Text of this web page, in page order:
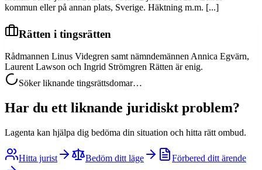
kommun eller på annan plats, Sverige. Häktning m.m. [...]
Rätten i tingsrätten
Rådmannen Linus Videgren samt nämndemännen Annica Egvärn,
Laurent Lawson och Ingrid Strömgren Rätten är enig.
Söker liknande tingsrättsdomar…
Har du ett liknande juridiskt problem?
Lagenta kan hjälpa dig bedöma din situation och hitta rätt ombud.
Hitta jurist Bedöm ditt läge Förbered ditt ärende